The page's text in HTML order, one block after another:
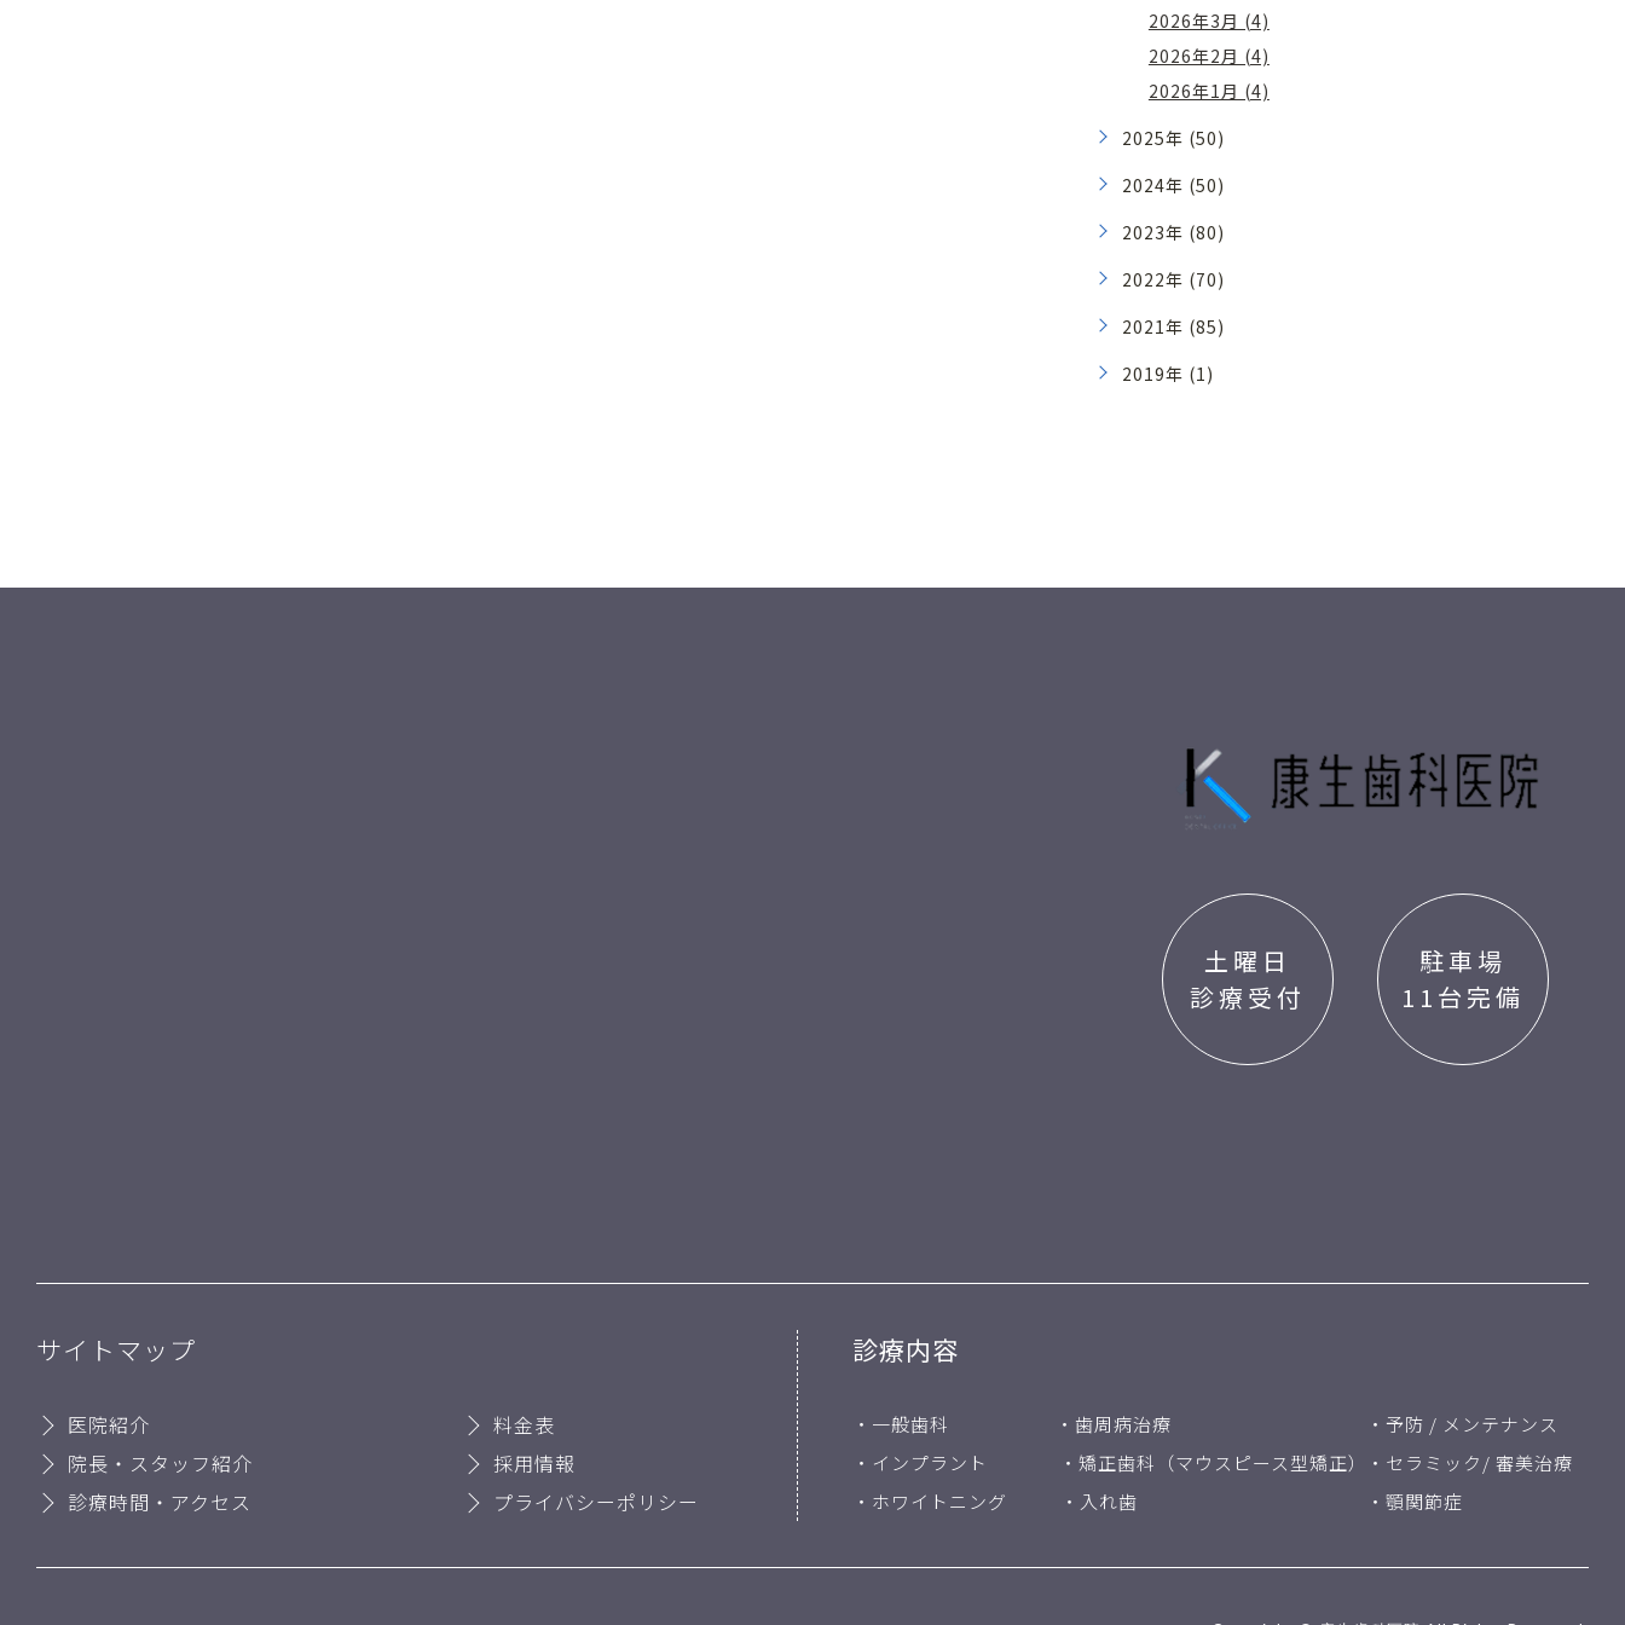
2026年3月 (4)
2026年2月 (4)
2026年1月 (4)
2025年 (50)
2024年 (50)
2023年 (80)
2022年 (70)
2021年 (85)
2019年 (1)
土曜日
診療受付
駐車場
11台完備
サイトマップ
医院紹介
院長・スタッフ紹介
診療時間・アクセス
料金表
採用情報
プライバシーポリシー
診療内容
・一般歯科 ・歯周病治療
・予防 / メンテナンス
・インプラント
・矯正歯科（マウスピース型矯正）
・セラミック/ 審美治療
・ホワイトニング
・入れ歯 ・顎関節症